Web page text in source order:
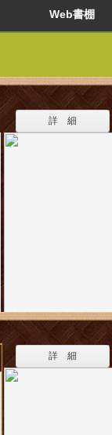
Web書棚
詳 細
詳 細